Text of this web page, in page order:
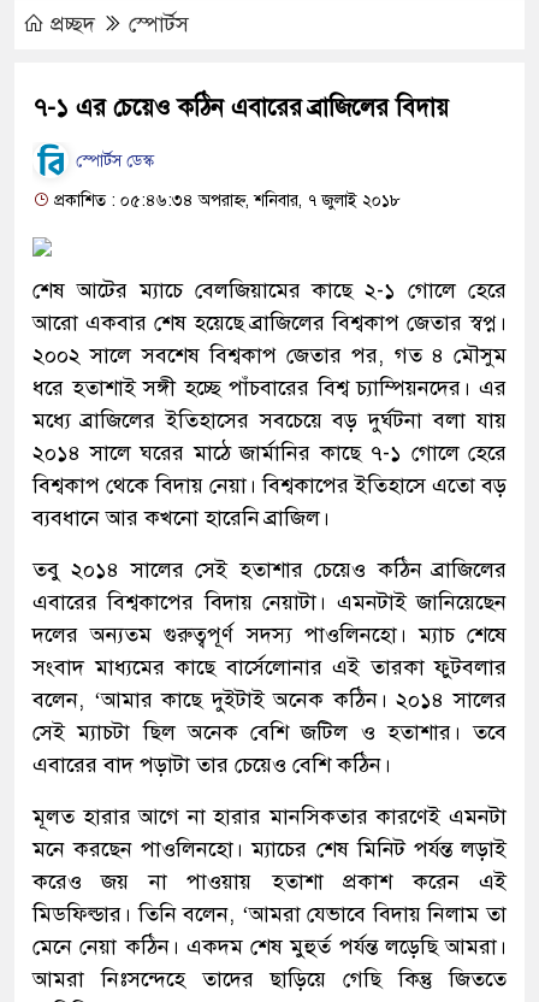
প্রচ্ছদ স্পোর্টস
৭-১ এর চেয়েও কঠিন এবারের ব্রাজিলের বিদায়
স্পোর্টস ডেস্ক
প্রকাশিত : ০৫:৪৬:৩৪ অপরাহ্ন, শনিবার, ৭ জুলাই ২০১৮
শেষ আটের ম্যাচে বেলজিয়ামের কাছে ২-১ গোলে হেরে
আরো একবার শেষ হয়েছে ব্রাজিলের বিশ্বকাপ জেতার স্বপ্ন।
২০০২ সালে সবশেষ বিশ্বকাপ জেতার পর, গত ৪ মৌসুম
ধরে হতাশাই সঙ্গী হচ্ছে পাঁচবারের বিশ্ব চ্যাম্পিয়নদের। এর
মধ্যে ব্রাজিলের ইতিহাসের সবচেয়ে বড় দুর্ঘটনা বলা যায়
২০১৪ সালে ঘরের মাঠে জার্মানির কাছে ৭-১ গোলে হেরে
বিশ্বকাপ থেকে বিদায় নেয়া। বিশ্বকাপের ইতিহাসে এতো বড়
ব্যবধানে আর কখনো হারেনি ব্রাজিল।
তবু ২০১৪ সালের সেই হতাশার চেয়েও কঠিন ব্রাজিলের
এবারের বিশ্বকাপের বিদায় নেয়াটা। এমনটাই জানিয়েছেন
দলের অন্যতম গুরুত্বপূর্ণ সদস্য পাওলিনহো। ম্যাচ শেষে
সংবাদ মাধ্যমের কাছে বার্সেলোনার এই তারকা ফুটবলার
বলেন, ‘আমার কাছে দুইটাই অনেক কঠিন। ২০১৪ সালের
সেই ম্যাচটা ছিল অনেক বেশি জটিল ও হতাশার। তবে
এবারের বাদ পড়াটা তার চেয়েও বেশি কঠিন।
মূলত হারার আগে না হারার মানসিকতার কারণেই এমনটা
মনে করছেন পাওলিনহো। ম্যাচের শেষ মিনিট পর্যন্ত লড়াই
করেও জয় না পাওয়ায় হতাশা প্রকাশ করেন এই
মিডফিল্ডার। তিনি বলেন, ‘আমরা যেভাবে বিদায় নিলাম তা
মেনে নেয়া কঠিন। একদম শেষ মুহুর্ত পর্যন্ত লড়েছি আমরা।
আমরা নিঃসন্দেহে তাদের ছাড়িয়ে গেছি কিন্তু জিততে